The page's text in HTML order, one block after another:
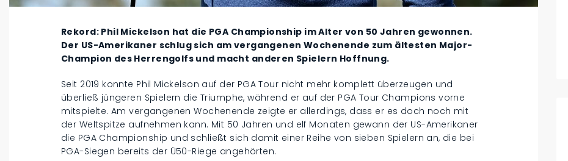
Rekord: Phil Mickelson hat die PGA Championship im Alter von 50 Jahren gewonnen.
Der US-Amerikaner schlug sich am vergangenen Wochenende zum ältesten Major-
Champion des Herrengolfs und macht anderen Spielern Hoffnung.
Seit 2019 konnte Phil Mickelson auf der PGA Tour nicht mehr komplett überzeugen und
überließ jüngeren Spielern die Triumphe, während er auf der PGA Tour Champions vorne
mitspielte. Am vergangenen Wochenende zeigte er allerdings, dass er es doch noch mit
der Weltspitze aufnehmen kann. Mit 50 Jahren und elf Monaten gewann der US-Amerikaner
die PGA Championship und schließt sich damit einer Reihe von sieben Spielern an, die bei
PGA-Siegen bereits der Ü50-Riege angehörten.